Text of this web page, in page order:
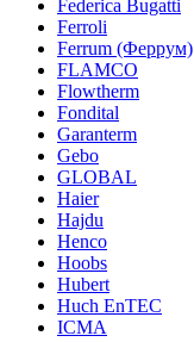
Federica Bugatti
Ferroli
Ferrum (Феррум)
FLAMCO
Flowtherm
Fondital
Garanterm
Gebo
GLOBAL
Haier
Hajdu
Henco
Hoobs
Hubert
Huch EnTEC
ICMA